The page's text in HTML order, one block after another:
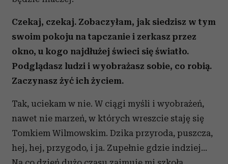
Czekaj, czekaj. Zobaczyłam, jak siedzisz w tym
swoim pokoju na tapczanie i zerkasz przez
okno, u kogo najdłużej świeci się światło.
Podglądasz ludzi i wyobrażasz sobie, co robią.
Zaczynasz żyć ich życiem.
Tak, uciekam w nie. W ciągi myśli i wyobrażeń,
nawet nie marzeń, w których wreszcie staję się
Tomkiem Wilmowskim. Dzika przyroda, puszcza,
hej, hej, przygodo, i ja. Zupełnie gdzie indziej...